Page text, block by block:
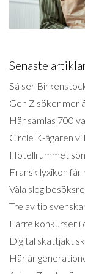
Senaste
Så ser
Gen Z söker mer
Här samlas 700
Circle K-ägaren
Hotellrummet
Fransk lyxikon får
Väla slog
Tre av tio
Färre konkurser i
Digital skattjakt
Här är